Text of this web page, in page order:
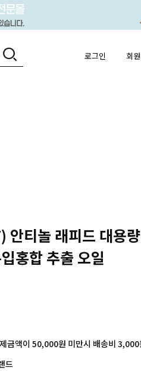
로그인 회
안티놀 래피드 대용
홍합 추출 오일
금액이 50,000원 미만시 배송비
드